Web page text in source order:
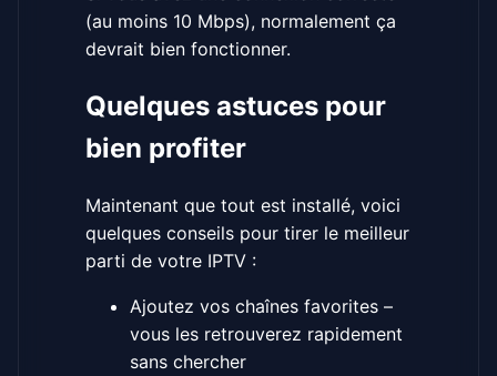
(au moins 10 Mbps), normalement ça
devrait bien fonctionner.
Quelques astuces pour
bien profiter
Maintenant que tout est installé, voici
quelques conseils pour tirer le meilleur
parti de votre IPTV :
Ajoutez vos chaînes favorites –
vous les retrouverez rapidement
sans chercher